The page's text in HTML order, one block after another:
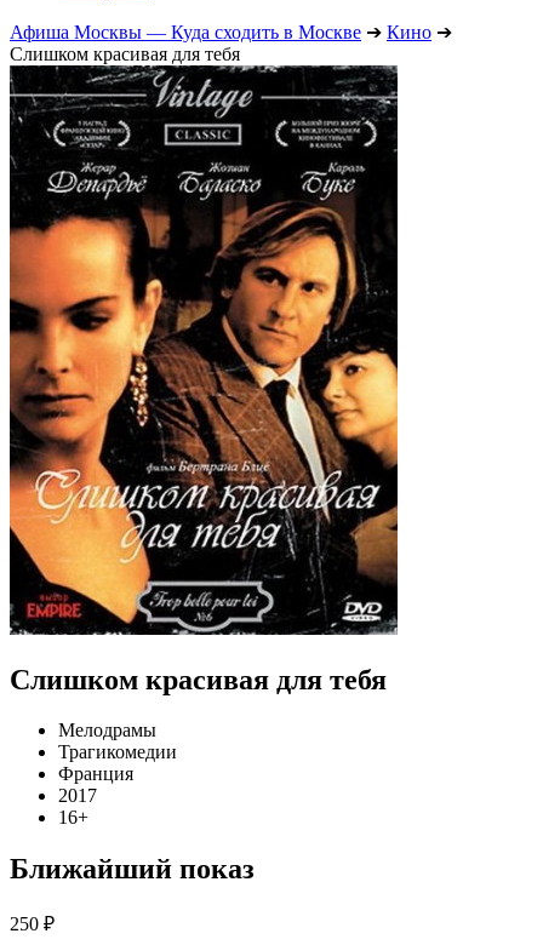
Афиша Москвы — Куда сходить в Москве ➔ Кино ➔
Слишком красивая для тебя
Слишком красивая для тебя
Мелодрамы
Трагикомедии
Франция
2017
16+
Ближайший показ
250 ₽